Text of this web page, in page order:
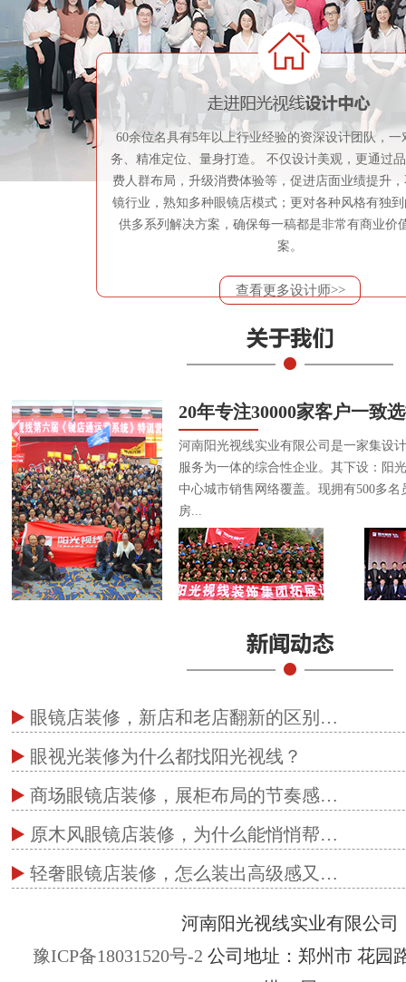
60余位名具有5年以上行业经验的资深设计团队，一
务、精准定位、量身打造。 不仅设计美观，更通过
费人群布局，升级消费体验等，促进店面业绩提升
镜行业，熟知多种眼镜店模式；更对各种风格有独
供多系列解决方案，确保每一稿都是非常有商业价
案。
查看更多设计师>>
20年专注30000家客户一致
河南阳光视线实业有限公司是一家集设
服务为一体的综合性企业。其下设：阳
中心城市销售网络覆盖。现拥有500多
房...
眼镜店装修，新店和老店翻新的区别…
眼视光装修为什么都找阳光视线？
商场眼镜店装修，展柜布局的节奏感…
原木风眼镜店装修，为什么能悄悄帮…
轻奢眼镜店装修，怎么装出高级感又…
河南阳光视线实业有限公司
豫ICP备18031520号-2 公司地址：郑州市 花园